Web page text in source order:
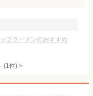
プラーメンのおすすめ
(1件) >